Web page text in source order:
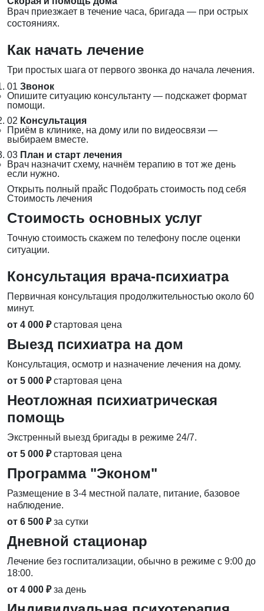
Врач приезжает в течение часа, бригада — при острых
состояниях.
Как начать лечение
Три простых шага от первого звонка до начала лечения.
01 Звонок
Опишите ситуацию консультанту — подскажет формат
помощи.
02 Консультация
Приём в клинике, на дому или по видеосвязи —
выбираем вместе.
03 План и старт лечения
Врач назначит схему, начнём терапию в тот же день
если нужно.
Открыть полный прайс Подобрать стоимость под себя
Стоимость лечения
Стоимость основных услуг
Точную стоимость скажем по телефону после оценки
ситуации.
Консультация врача-психиатра
Первичная консультация продолжительностью около 60
минут.
от 4 000 ₽ стартовая цена
Выезд психиатра на дом
Консультация, осмотр и назначение лечения на дому.
от 5 000 ₽ стартовая цена
Неотложная психиатрическая
помощь
Экстренный выезд бригады в режиме 24/7.
от 5 000 ₽ стартовая цена
Программа "Эконом"
Размещение в 3-4 местной палате, питание, базовое
наблюдение.
от 6 500 ₽ за сутки
Дневной стационар
Лечение без госпитализации, обычно в режиме с 9:00 до
18:00.
от 4 000 ₽ за день